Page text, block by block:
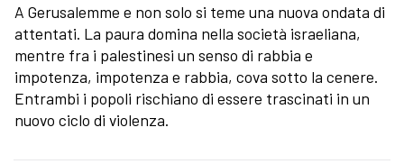
A Gerusalemme e non solo si teme una nuova ondata di
attentati. La paura domina nella società israeliana,
mentre fra i palestinesi un senso di rabbia e
impotenza, impotenza e rabbia, cova sotto la cenere.
Entrambi i popoli rischiano di essere trascinati in un
nuovo ciclo di violenza.